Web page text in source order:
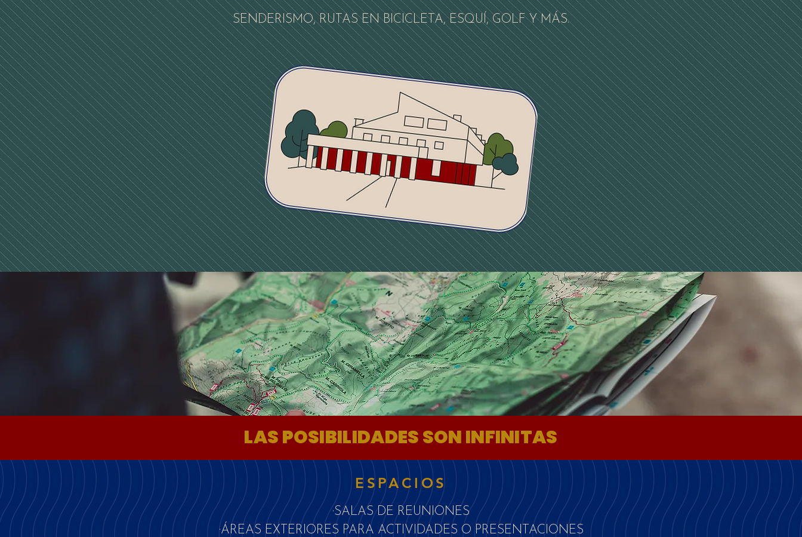
SENDERISMO, RUTAS EN BICICLETA, ESQUÍ, GOLF Y MÁS.
LAS POSIBILIDADES SON INFINITAS
ESPACIOS
·SALAS DE REUNIONES
·ÁREAS EXTERIORES PARA ACTIVIDADES O PRESENTACIONES